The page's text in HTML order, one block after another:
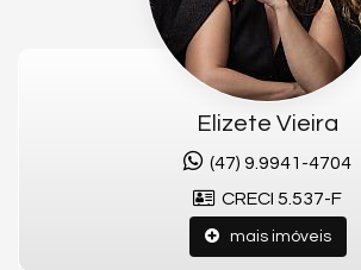
Elevador interno exclusivo.
- Condições de Pagamento:
Entrada + Saldo em até 60x mensais;
Fale Comigo e Garanta Sua Unidade
📞 Telefone: (47) 99941-4704
Elizete Vieira
(47) 9.9941-4704
CRECI 5.537-F
mais imóveis